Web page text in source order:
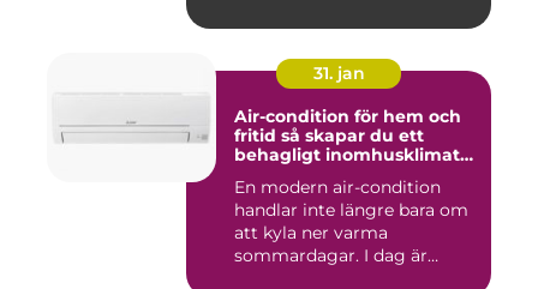
31. jan
Air-condition för hem och
fritid så skapar du ett
behagligt inomhusklimat
En modern air-condition
handlar inte längre bara om
att kyla ner varma
sommardagar. I dag är